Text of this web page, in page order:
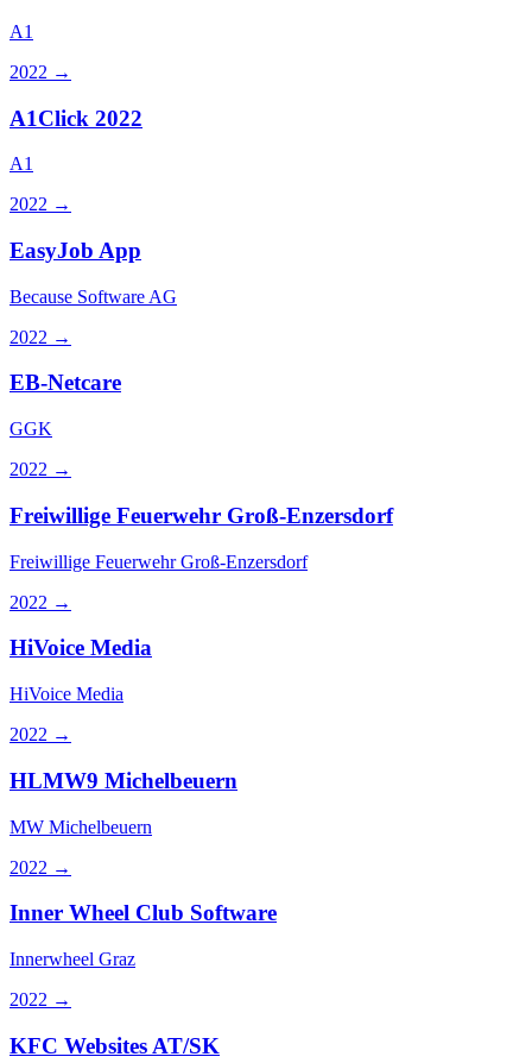
A1
2022 →
A1Click 2022
A1
2022 →
EasyJob App
Because Software AG
2022 →
EB-Netcare
GGK
2022 →
Freiwillige Feuerwehr Groß-Enzersdorf
Freiwillige Feuerwehr Groß-Enzersdorf
2022 →
HiVoice Media
HiVoice Media
2022 →
HLMW9 Michelbeuern
MW Michelbeuern
2022 →
Inner Wheel Club Software
Innerwheel Graz
2022 →
KFC Websites AT/SK